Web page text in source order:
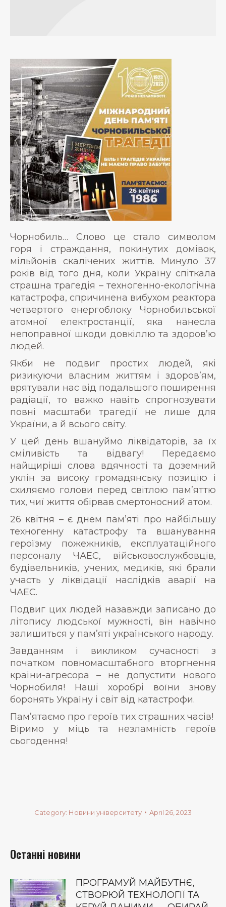
Чорнобиль… Слово це стало символом
горя і страждання, покинутих домівок,
мільйонів скалічених життів. Минуло 37
років від того дня, коли Україну спіткала
страшна трагедія – техногенно-екологічна
катастрофа, спричинена вибухом реактора
четвертого енергоблоку Чорнобильської
атомної електростанції, яка нанесла
непоправної шкоди довкіллю та здоров’ю
людей.
Якби не подвиг простих людей, які
ризикуючи власним життям і здоров’ям,
врятували нас від подальшого поширення
радіації, то важко навіть спрогнозувати
повні масштаби трагедії не лише для
України, а й всього світу.
У цей день вшануймо ліквідаторів, за їх
сміливість та відвагу! Передаємо
найщиріші слова вдячності та доземний
уклін за високу громадянську позицію і
схиляємо голови перед світлою пам’яттю
тих, чиї життя обірвав смертоносний атом.
26 квітня – є днем пам’яті про найбільшу
техногенну катастрофу та вшанування
героїзму пожежників, експлуатаційного
персоналу ЧАЕС, військовослужбовців,
будівельників, учених, медиків, які брали
участь у ліквідації наслідків аварії на
ЧАЕС.
Подвиг цих людей назавжди записано до
літопису людської мужності, він навічно
залишиться у пам’яті українського народу.
Завданням і викликом сучасності з
початком повномасштабного вторгнення
країни-агресора – не допустити нового
Чорнобиля! Наші хоробрі воїни знову
боронять Україну і світ від катастрофи.
Пам’ятаємо про героїв тих страшних часів!
Віримо у міць та незламність героїв
сьогодення!
Category: Новини університету April 26, 2023
Останні новини
ПРОГРАМУЙ МАЙБУТНЄ,
СТВОРЮЙ ТЕХНОЛОГІЇ ТА